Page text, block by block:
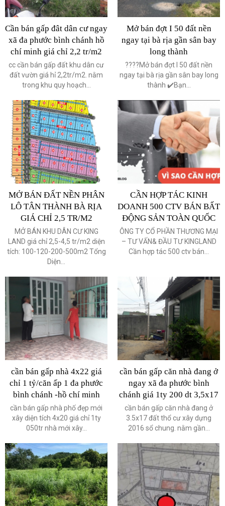
Cần bán gấp đât dân cư ngay
xã đa phước bình chánh hồ
chí minh giá chỉ 2,2 tr/m2
cc cần bán gấp đất khu dân cư
đất vườn giá hỉ 2,2tr/m2. nằm
trong khu quy hoạch...
Mở bán đợt I 50 đất nền
ngay tại bà rịa gần sân bay
long thành
????️Mở bán đợt I 50 đất nền
ngay tại bà rịa gần sân bay long
thành ✔️Bạn...
MỞ BÁN ĐẤT NỀN PHÂN
LÔ TÂN THÀNH BÀ RỊA
GIÁ CHỈ 2,5 TR/M2
MỞ BÁN KHU DÂN CƯ KING
LAND giá chỉ 2,5-4,5 tr/m2 diện
tích: 100-120-200-500m2 Tổng
Diện...
CẦN HỢP TÁC KINH
DOANH 500 CTV BÁN BẤT
ĐỘNG SẢN TOÀN QUỐC
ÔNG TY CỔ PHẦN THƯƠNG MẠI
– TƯ VẤN& ĐẦU TƯ KINGLAND
Cần hợp tác 500 ctv bán...
cần bán gấp nhà 4x22 giá
chỉ 1 tỷ/căn ấp 1 đa phước
bình chánh -hồ chí minh
cần bán gấp nhà phố đẹp mới
xây diện tích 4x20 giá chỉ 1ty
050tr nhà mới xây...
cần bán gấp căn nhà đang ở
ngay xã đa phước bình
chánh giá 1ty 200 dt 3,5x17
cần bán gấp căn nhà đang ở
3.5x17 đất thổ cư xây dựng
2016 sổ chung. nằm gần...